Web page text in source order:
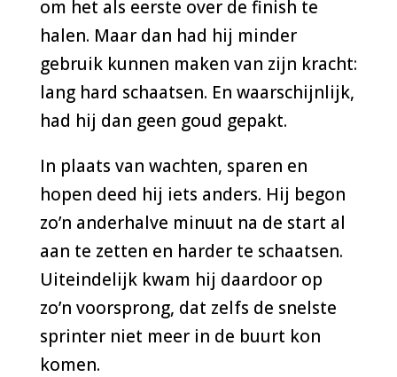
om het als eerste over de finish te
halen. Maar dan had hij minder
gebruik kunnen maken van zijn kracht:
lang hard schaatsen. En waarschijnlijk,
had hij dan geen goud gepakt.
In plaats van wachten, sparen en
hopen deed hij iets anders. Hij begon
zo’n anderhalve minuut na de start al
aan te zetten en harder te schaatsen.
Uiteindelijk kwam hij daardoor op
zo’n voorsprong, dat zelfs de snelste
sprinter niet meer in de buurt kon
komen.